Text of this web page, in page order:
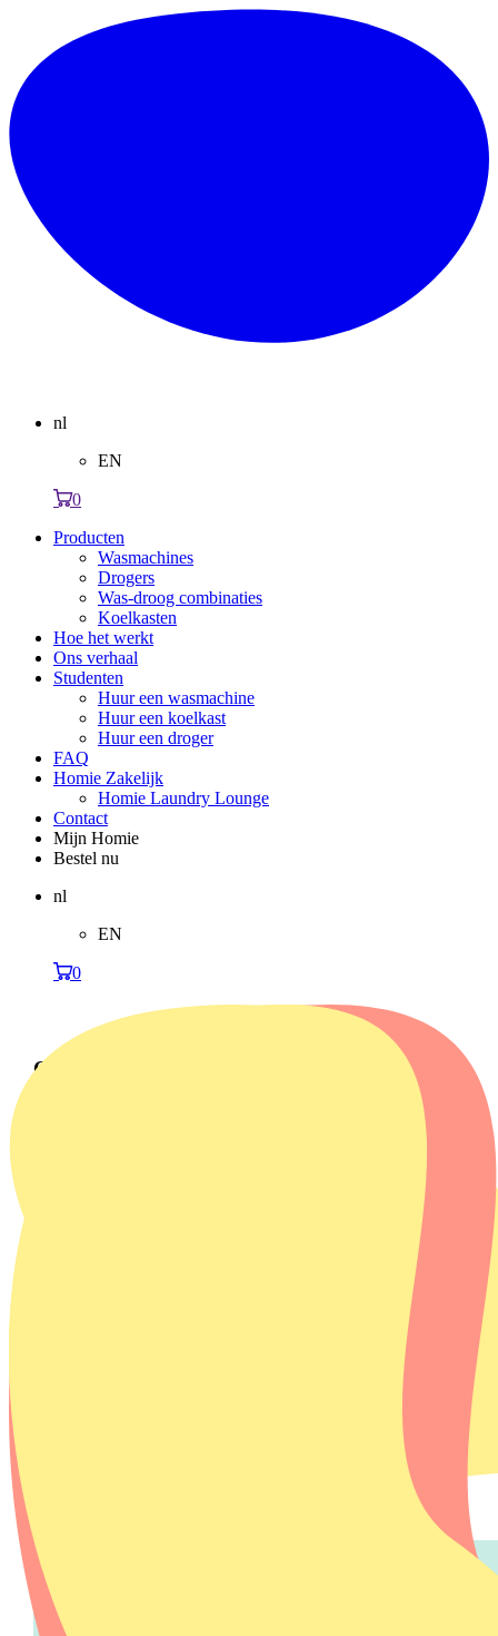
nl
EN
0
Producten
Wasmachines
Drogers
Was-droog combinaties
Koelkasten
Hoe het werkt
Ons verhaal
Studenten
Huur een wasmachine
Huur een koelkast
Huur een droger
FAQ
Homie Zakelijk
Homie Laundry Lounge
Contact
Mijn Homie
Bestel nu
nl
EN
0
Onze missie
inefficiënte machines. Hierdoor neemt de negatieve impact
De Europese Unie en de Nederlandse overheid streven naar
een volledig circulaire economie in 2050. Dat vraagt om
slimmer gebruik van grondstoffen, langere levensduur van
stapje verder. In samenwerking met de fabrikant hebben we
apparaten zoals wasmachines toegankelijk voor iedereen.